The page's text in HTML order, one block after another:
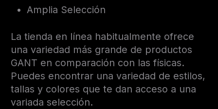
Amplia Selección
La tienda en línea habitualmente ofrece
una variedad más grande de productos
GANT en comparación con las físicas.
Puedes encontrar una variedad de estilos,
tallas y colores que te dan acceso a una
variada selección.